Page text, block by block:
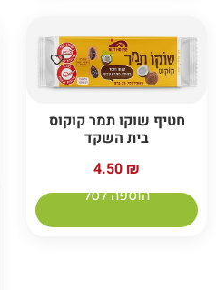
חטיף שוקו תמר קוקוס
בית השקד
4.50 ₪
הוספה לסל